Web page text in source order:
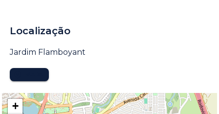
Localização
Jardim Flamboyant
+